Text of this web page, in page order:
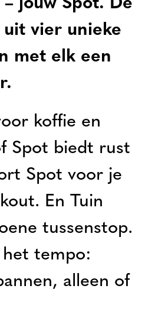
vier unieke
met elk een
koffie en
Spot biedt rust
Spot voor je
En Tuin
tussenstop.
tempo:
alleen of